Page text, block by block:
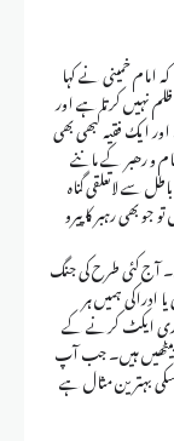
خمینی نے کہا
ظلم نہیں کرتا ہے اور
ایک فقیہ کبھی بھی
و رھبر کے ماننے
سے لاتعلقی گناہ
بھی رہبر کا پیرو
آج کئی طرح کی جنگ
ادراکی ہمیں ہر
ری ایکٹ کرنے کے
بیٹھیں ہیں۔ جب آپ
بہترین مثال ہے